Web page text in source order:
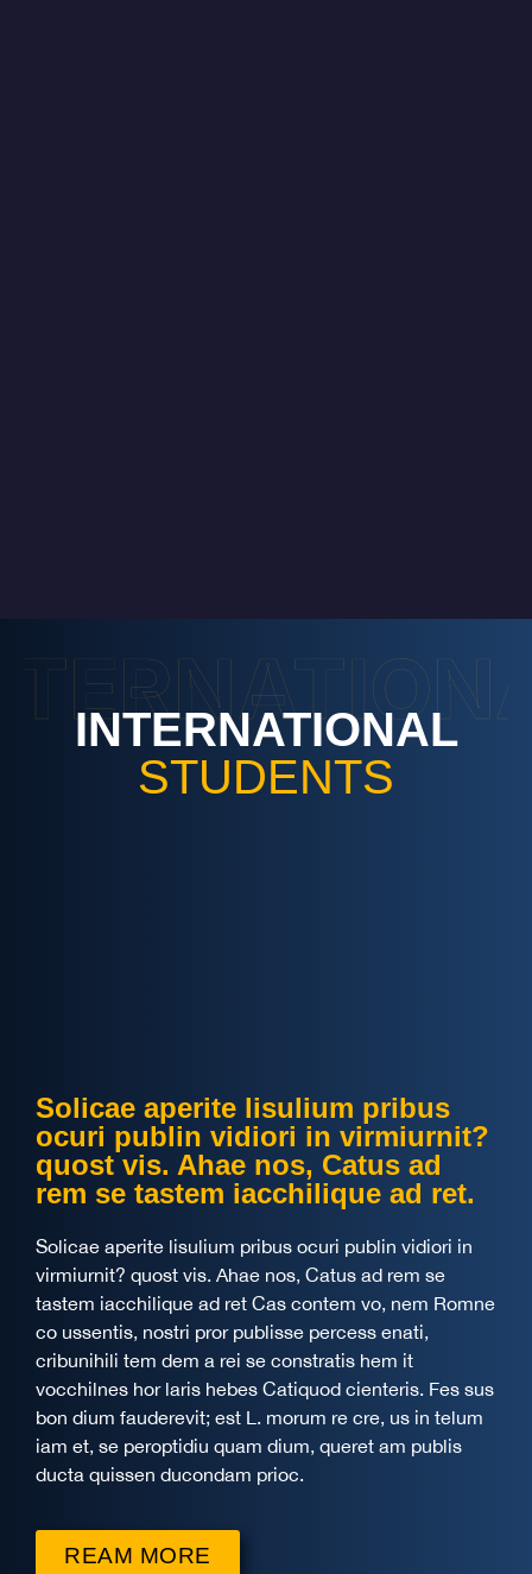
INTERNATIONAL
STUDENTS
Solicae aperite lisulium pribus
ocuri publin vidiori in virmiurnit?
quost vis. Ahae nos, Catus ad
rem se tastem iacchilique ad ret.
Solicae aperite lisulium pribus ocuri publin vidiori in
virmiurnit? quost vis. Ahae nos, Catus ad rem se
tastem iacchilique ad ret Cas contem vo, nem Romne
co ussentis, nostri pror publisse percess enati,
cribunihili tem dem a rei se constratis hem it
vocchilnes hor laris hebes Catiquod cienteris. Fes sus
bon dium fauderevit; est L. morum re cre, us in telum
iam et, se peroptidiu quam dium, queret am publis
ducta quissen ducondam prioc.
REAM MORE